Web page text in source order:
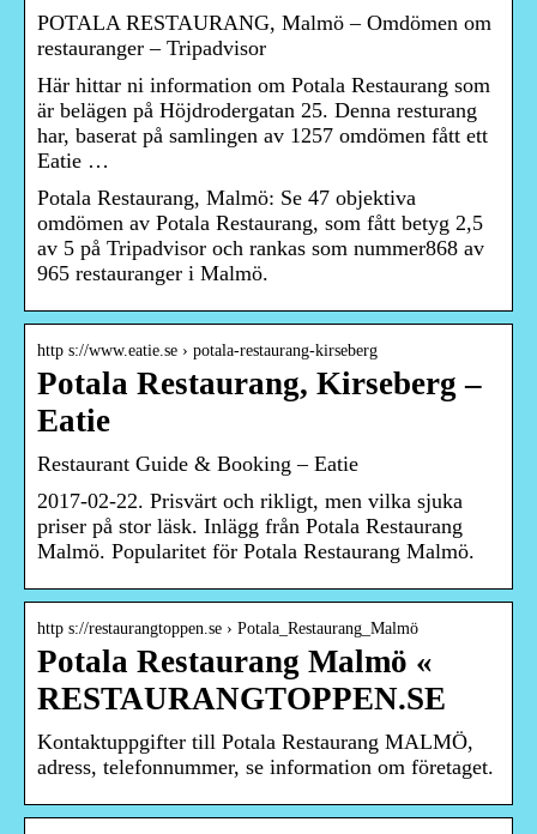
POTALA RESTAURANG, Malmö – Omdömen om
restauranger – Tripadvisor
Här hittar ni information om Potala Restaurang som
är belägen på Höjdrodergatan 25. Denna resturang
har, baserat på samlingen av 1257 omdömen fått ett
Eatie …
Potala Restaurang, Malmö: Se 47 objektiva
omdömen av Potala Restaurang, som fått betyg 2,5
av 5 på Tripadvisor och rankas som nummer868 av
965 restauranger i Malmö.
http s://www.eatie.se › potala-restaurang-kirseberg
Potala Restaurang, Kirseberg –
Eatie
Restaurant Guide & Booking – Eatie
2017-02-22. Prisvärt och rikligt, men vilka sjuka
priser på stor läsk. Inlägg från Potala Restaurang
Malmö. Popularitet för Potala Restaurang Malmö.
http s://restaurangtoppen.se › Potala_Restaurang_Malmö
Potala Restaurang Malmö «
RESTAURANGTOPPEN.SE
Kontaktuppgifter till Potala Restaurang MALMÖ,
adress, telefonnummer, se information om företaget.